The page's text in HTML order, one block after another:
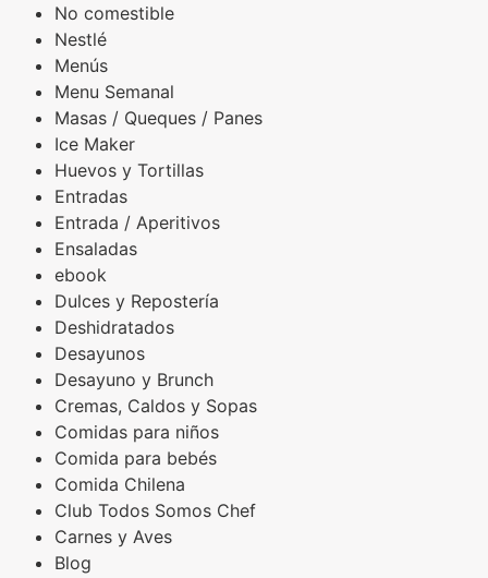
No comestible
Nestlé
Menús
Menu Semanal
Masas / Queques / Panes
Ice Maker
Huevos y Tortillas
Entradas
Entrada / Aperitivos
Ensaladas
ebook
Dulces y Repostería
Deshidratados
Desayunos
Desayuno y Brunch
Cremas, Caldos y Sopas
Comidas para niños
Comida para bebés
Comida Chilena
Club Todos Somos Chef
Carnes y Aves
Blog